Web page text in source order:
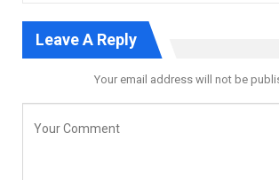
Leave A Reply
Your email address will not be